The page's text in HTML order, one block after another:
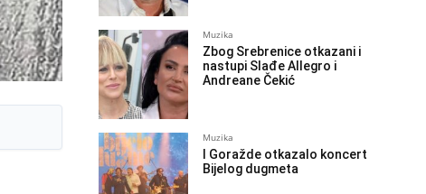
Muzika
Zbog Srebrenice otkazani i
nastupi Slađe Allegro i
Andreane Čekić
Muzika
I Goražde otkazalo koncert
Bijelog dugmeta